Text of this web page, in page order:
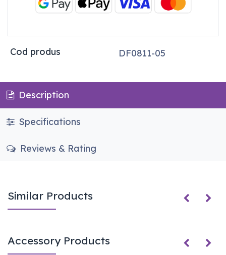
Cod produs DF0811-05
Description
Specifications
Reviews & Rating
Similar Products
Accessory Products